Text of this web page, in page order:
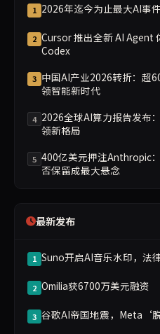
1 2026年迄今为止最大AI事
2 Cursor 推出全新 AI Agent
Codex
3 中国AI产业2026转折：超
领智能新时代
4 2026全球AI算力报告发布
领新格局
5 400亿美元押注Anthropic
否保留成最大悬念
最新发布
1 Suno开启AI音乐水印，法
2 Omilia获6700万美元融资
3 谷歌AI帝国地震，Meta‘